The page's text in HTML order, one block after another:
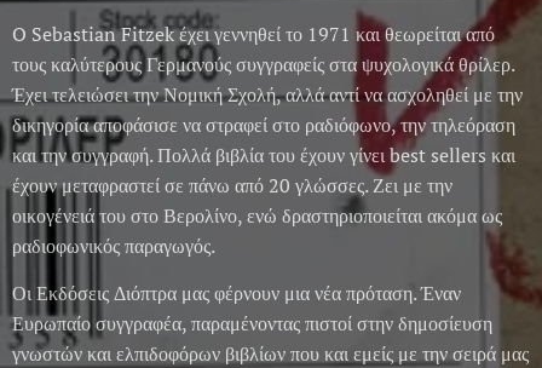
O Sebastian Fitzek έχει γεννηθεί το 1971 και θεωρείται από
τους καλύτερους Γερμανούς συγγραφείς στα ψυχολογικά θρίλερ.
Έχει τελειώσει την Νομική Σχολή, αλλά αντί να ασχοληθεί με την
δικηγορία αποφάσισε να στραφεί στο ραδιόφωνο, την τηλεόραση
και την συγγραφή. Πολλά βιβλία του έχουν γίνει best sellers και
έχουν μεταφραστεί σε πάνω από 20 γλώσσες. Ζει με την
οικογένειά του στο Βερολίνο, ενώ δραστηριοποιείται ακόμα ως
ραδιοφωνικός παραγωγός.
Οι Εκδόσεις Διόπτρα μας φέρνουν μια νέα πρόταση. Έναν
Ευρωπαίο συγγραφέα, παραμένοντας πιστοί στην δημοσίευση
γνωστών και ελπιδοφόρων βιβλίων που και εμείς με την σειρά μας